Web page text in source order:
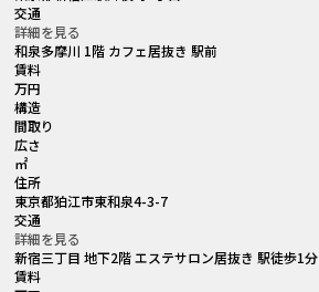
交通
詳細を見る
和泉多摩川 1階 カフェ居抜き 駅前
賃料
万円
構造
間取り
広さ
㎡
住所
東京都狛江市東和泉4-3-7
交通
詳細を見る
新宿三丁目 地下2階 エステサロン居抜き 駅徒歩1分
賃料